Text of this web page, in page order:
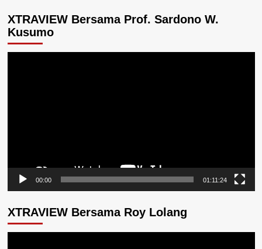
XTRAVIEW Bersama Prof. Sardono W.
Kusumo
00:00 01:11:24
XTRAVIEW Bersama Roy Lolang